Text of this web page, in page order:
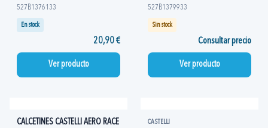
527B1376133
En stock
20,90 €
Ver producto
527B1379933
Sin stock
Consultar precio
Ver producto
CALCETINES CASTELLI AERO RACE
CASTELLI